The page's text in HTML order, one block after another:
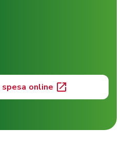
online